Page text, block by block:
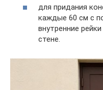
для придания
каждые 60 см с
внутренние
стене.